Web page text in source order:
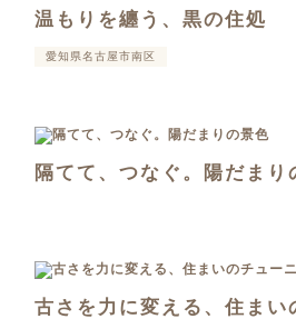
温もりを纏う、黒の住処
愛知県名古屋市南区
隔てて、つなぐ。陽だまり
古さを力に変える、住まい